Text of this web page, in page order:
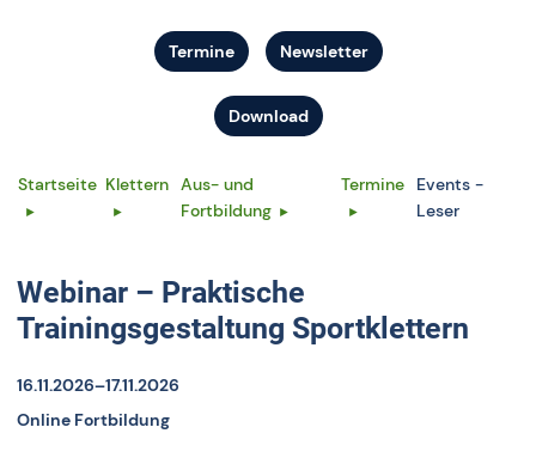
Termine Newsletter
Download
Startseite Klettern Aus- und
Fortbildung
Termine
Events -
Leser
Webinar – Praktische
Trainingsgestaltung Sportklettern
16.11.2026–17.11.2026
Online Fortbildung